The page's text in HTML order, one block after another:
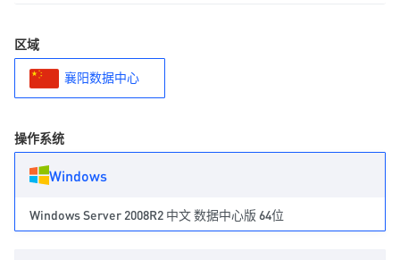
区域
襄阳数据中心
操作系统
Windows
Windows Server 2008R2 中文 数据中心版 64位